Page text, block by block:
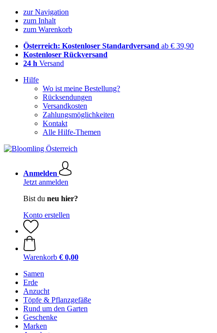
zur Navigation
zum Inhalt
zum Warenkorb
Österreich: Kostenloser Standardversand ab € 39,90
Kostenloser Rückversand
24 h Versand
Hilfe
Wo ist meine Bestellung?
Rücksendungen
Versandkosten
Zahlungsmöglichkeiten
Kontakt
Alle Hilfe-Themen
Anmelden
Jetzt anmelden
Bist du neu hier?
Konto erstellen
Warenkorb € 0,00
Samen
Erde
Anzucht
Töpfe & Pflanzgefäße
Rund um den Garten
Geschenke
Marken